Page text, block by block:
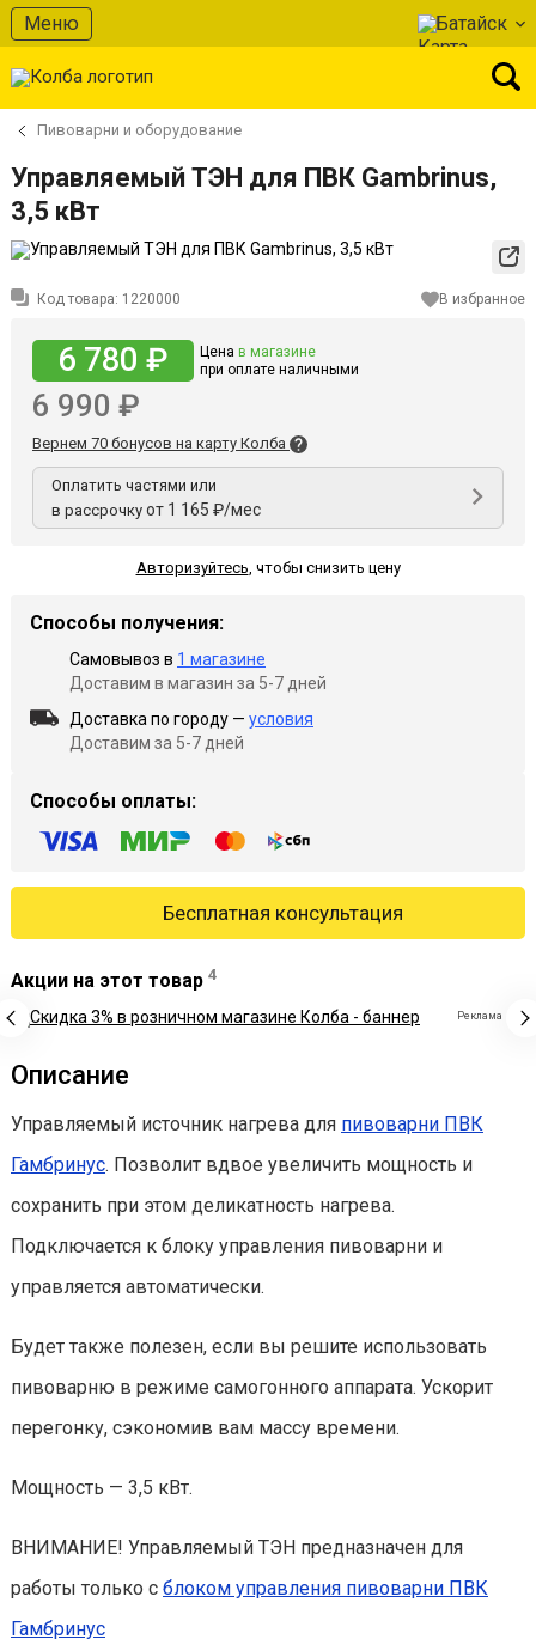
Меню Батайск
Пивоварни и оборудование
Управляемый ТЭН для ПВК Gambrinus,
3,5 кВт
Код товара: 1220000 В избранное
6 780 ₽ Цена в магазине
при оплате наличными
6 990 ₽
Вернем 70 бонусов на карту Колба
Оплатить частями или
в рассрочку от 1 165 ₽/мес
Авторизуйтесь, чтобы снизить цену
Способы получения:
Самовывоз в 1 магазине
Доставим в магазин за 5-7 дней
Доставка по городу — условия
Доставим за 5-7 дней
Способы оплаты:
Бесплатная консультация
Акции на этот товар 4
Реклама
Описание
Управляемый источник нагрева для пивоварни ПВК
Гамбринус. Позволит вдвое увеличить мощность и
сохранить при этом деликатность нагрева.
Подключается к блоку управления пивоварни и
управляется автоматически.
Будет также полезен, если вы решите использовать
пивоварню в режиме самогонного аппарата. Ускорит
перегонку, сэкономив вам массу времени.
Мощность — 3,5 кВт.
ВНИМАНИЕ! Управляемый ТЭН предназначен для
работы только с блоком управления пивоварни ПВК
Гамбринус